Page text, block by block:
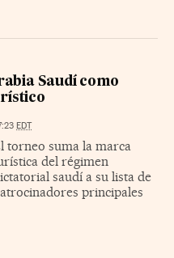
Saudí como
EDT
torneo suma la marca
del régimen
saudí a su lista de
principales